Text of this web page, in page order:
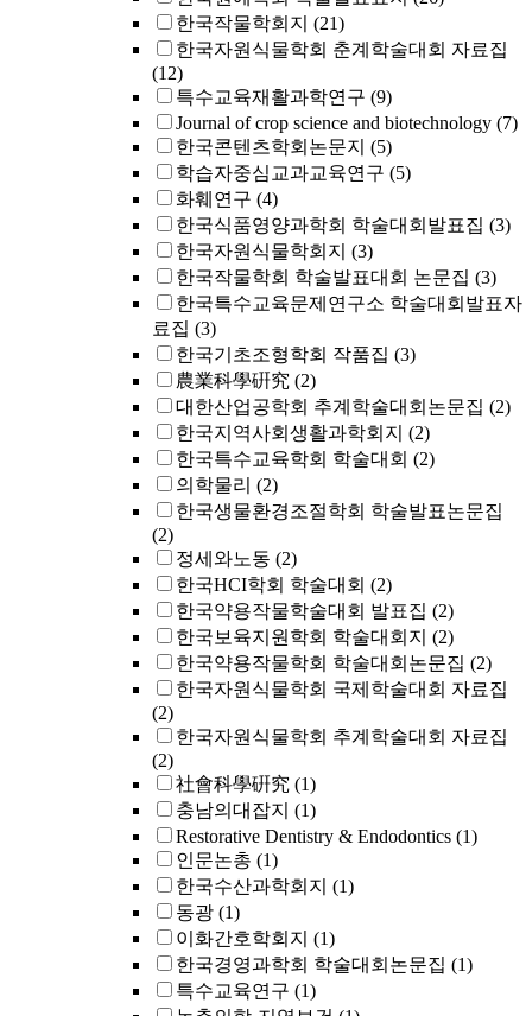
한국작물학회지 (21)
한국자원식물학회 춘계학술대회 자료집
(12)
특수교육재활과학연구 (9)
Journal of crop science and biotechnology (7)
한국콘텐츠학회논문지 (5)
학습자중심교과교육연구 (5)
화훼연구 (4)
한국식품영양과학회 학술대회발표집 (3)
한국자원식물학회지 (3)
한국작물학회 학술발표대회 논문집 (3)
한국특수교육문제연구소 학술대회발표자
료집 (3)
한국기초조형학회 작품집 (3)
農業科學硏究 (2)
대한산업공학회 추계학술대회논문집 (2)
한국지역사회생활과학회지 (2)
한국특수교육학회 학술대회 (2)
의학물리 (2)
한국생물환경조절학회 학술발표논문집
(2)
정세와노동 (2)
한국HCI학회 학술대회 (2)
한국약용작물학술대회 발표집 (2)
한국보육지원학회 학술대회지 (2)
한국약용작물학회 학술대회논문집 (2)
한국자원식물학회 국제학술대회 자료집
(2)
한국자원식물학회 추계학술대회 자료집
(2)
社會科學硏究 (1)
충남의대잡지 (1)
Restorative Dentistry & Endodontics (1)
인문논총 (1)
한국수산과학회지 (1)
동광 (1)
이화간호학회지 (1)
한국경영과학회 학술대회논문집 (1)
특수교육연구 (1)